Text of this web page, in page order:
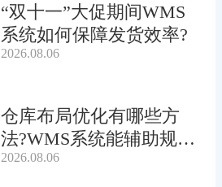
“双十一”大促期间WMS
系统如何保障发货效率?
2026.08.06
仓库布局优化有哪些方
法?WMS系统能辅助规划
吗?
2026.08.06